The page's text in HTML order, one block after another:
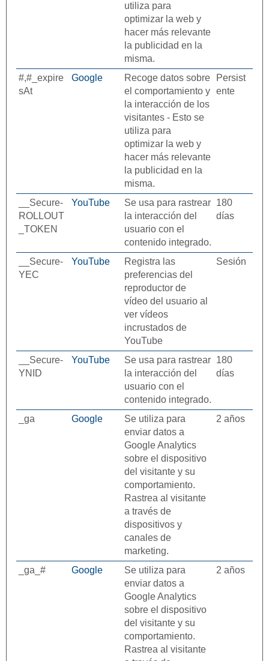
utiliza para
optimizar la web y
hacer más relevante
la publicidad en la
misma.
#,#_expire
sAt
Google
Recoge datos sobre
el comportamiento y
la interacción de los
visitantes - Esto se
utiliza para
optimizar la web y
hacer más relevante
la publicidad en la
misma.
Persist
ente
__Secure-
ROLLOUT
_TOKEN
YouTube
Se usa para rastrear
la interacción del
usuario con el
contenido integrado.
180
días
__Secure-
YEC
YouTube
Registra las
preferencias del
reproductor de
vídeo del usuario al
ver vídeos
incrustados de
YouTube
Sesión
__Secure-
YNID
YouTube
Se usa para rastrear
la interacción del
usuario con el
contenido integrado.
180
días
_ga Google
Se utiliza para
enviar datos a
Google Analytics
sobre el dispositivo
del visitante y su
comportamiento.
Rastrea al visitante
a través de
dispositivos y
canales de
marketing.
2 años
_ga_# Google
Se utiliza para
enviar datos a
Google Analytics
sobre el dispositivo
del visitante y su
comportamiento.
Rastrea al visitante
2 años